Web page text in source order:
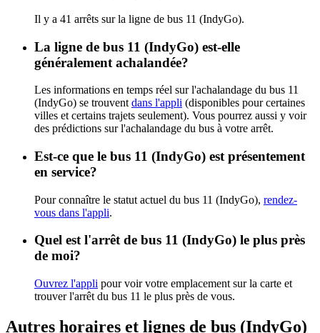
Il y a 41 arrêts sur la ligne de bus 11 (IndyGo).
La ligne de bus 11 (IndyGo) est-elle
généralement achalandée?
Les informations en temps réel sur l'achalandage du bus 11
(IndyGo) se trouvent dans l'appli (disponibles pour certaines
villes et certains trajets seulement). Vous pourrez aussi y voir
des prédictions sur l'achalandage du bus à votre arrêt.
Est-ce que le bus 11 (IndyGo) est présentement
en service?
Pour connaître le statut actuel du bus 11 (IndyGo), rendez-
vous dans l'appli.
Quel est l'arrêt de bus 11 (IndyGo) le plus près
de moi?
Ouvrez l'appli pour voir votre emplacement sur la carte et
trouver l'arrêt du bus 11 le plus près de vous.
Autres horaires et lignes de bus (IndyGo)